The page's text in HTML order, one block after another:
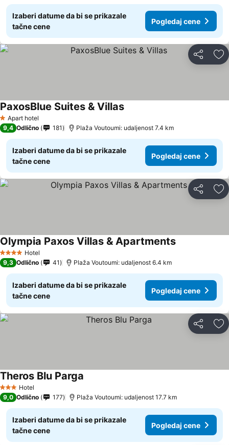
Izaberi datume da bi se prikazale
tačne cene
Pogledaj cene
Deli
1 Zvezdice
Apart hotel
PaxosBlue Suites & VillasPogledaj cene
9,4 Odlično 181 Plaža Voutoumi: udaljenost 7.4 km
Izaberi datume da bi se prikazale
tačne cene
Pogledaj cene
Deli
4 ZvezdiceHotel
Olympia Paxos Villas & ApartmentsPogledaj
9,3 Odlično 41 Plaža Voutoumi: udaljenost 6.4 km
Izaberi datume da bi se prikazale
tačne cene
Pogledaj cene
Deli
3 Zvezdice
Hotel
Theros Blu Parga
9,0 Odlično 177 Plaža Voutoumi: udaljenost 17.7 km
Izaberi datume da bi se prikazale
tačne cene
Pogledaj cene